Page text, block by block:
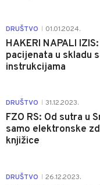
DRUŠTVO 01.01.2024.
HAKERI NAPALI
pacijenata u skladu
instrukcijama
DRUŠTVO 31.12.2023.
FZO RS: Od sutra u
samo elektronske
knjižice
DRUŠTVO 26.12.2023.